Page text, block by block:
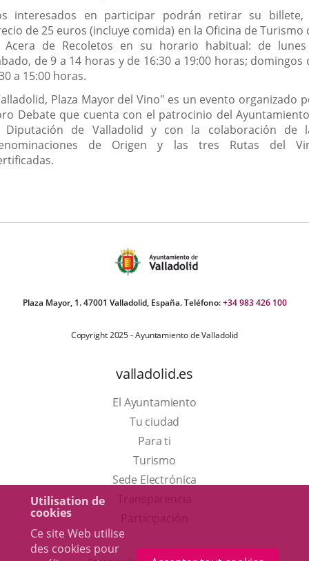
Utilisation de
cookies
Ce site Web utilise
des cookies pour
interesados en participar podrán retirar su billete,
de 25 euros (incluye comida) en la Oficina de Turismo
Acera de Recoletos en su horario habitual: de
de 9 a 14 horas y de 16:30 a 19:00 horas; domingos
a 15:00 horas.
Plaza Mayor del Vino" es un evento organizado
Debate que cuenta con el patrocinio del
Diputación de Valladolid y con la colaboración de
de Origen y las tres Rutas del
Plaza Mayor, 1. 47001 Valladolid, España. Teléfono:+34 983 426 100
Copyright 2025 - Ayuntamiento de Valladolid
valladolid.es
El Ayuntamiento
Tu ciudad
Para ti
TurismoEste
enlace
una
Sede Electrónica
externa.